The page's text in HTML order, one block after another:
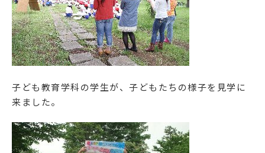
子ども教育学科の学生が、子どもたちの様子を見学に
来ました。